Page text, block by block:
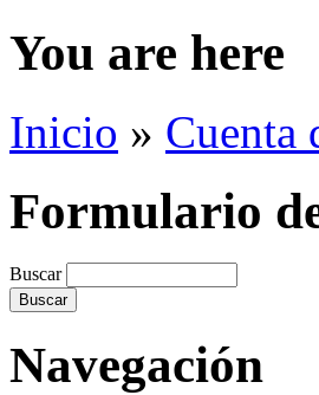
You are here
Inicio » Cuenta
Formulario
Buscar
Navegación